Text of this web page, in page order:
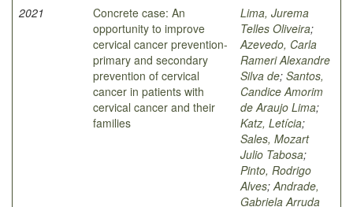
2021
Concrete case: An
opportunity to improve
cervical cancer prevention-
primary and secondary
prevention of cervical
cancer in patients with
cervical cancer and their
families
Lima, Jurema
Telles Oliveira;
Azevedo, Carla
Rameri Alexandre
Silva de; Santos,
Candice Amorim
de Araujo Lima;
Katz, Letícia;
Sales, Mozart
Julio Tabosa;
Pinto, Rodrigo
Alves; Andrade,
Gabriela Arruda